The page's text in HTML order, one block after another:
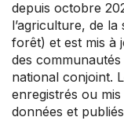
depuis octobre
l’agriculture, de
forêt) et est mis à
des
national conjoint.
enregistrés ou
données et